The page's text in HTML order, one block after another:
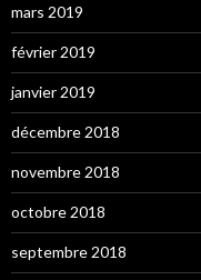
mars 2019
février 2019
janvier 2019
décembre 2018
novembre 2018
octobre 2018
septembre 2018